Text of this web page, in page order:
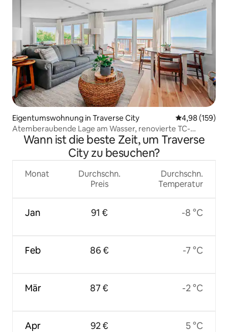
Eigentumswohnung in Traverse City
4,98 (159)
Atemberaubende Lage am Wasser, renovierte TC-
Eigentumswohnung mit Pool!
Wann ist die beste Zeit, um Traverse
City zu besuchen?
Monat
Jan
Feb
Mär
Apr
Durchschn.
Preis
91 €
86 €
87 €
92 €
Durchschn.
Temperatur
-8 °C
-7 °C
-2 °C
5 °C